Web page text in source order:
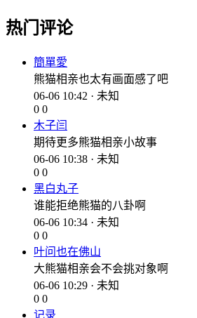
热门评论
簡單愛
熊猫相亲也太有画面感了吧
06-06 10:42 · 未知
0 0
木子闫
期待更多熊猫相亲小故事
06-06 10:38 · 未知
0 0
黑白丸子
谁能拒绝熊猫的八卦啊
06-06 10:34 · 未知
0 0
叶问也在佛山
大熊猫相亲会不会挑对象啊
06-06 10:29 · 未知
0 0
记录